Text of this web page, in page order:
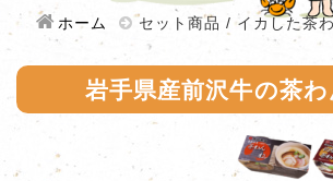
ホーム セット商品 / イカした茶
岩手県産前沢牛の茶わ